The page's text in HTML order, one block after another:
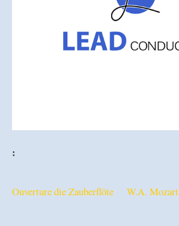
:
Ouverture die Zauberflöte W.A. Mozart